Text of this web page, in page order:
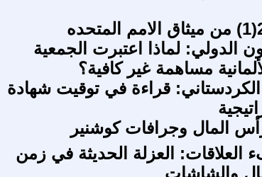
التمييز في تطبيق المادة 23(1) من ميثاق الامم المتحده
الدولي: لماذا اعتبرت الجمعية
مساهمة غير كافية؟
قراءة في توقيت شهادة
المال وجرافات كوشنير
العلاقات: العزلة الحديثة في زمن
والشاشات